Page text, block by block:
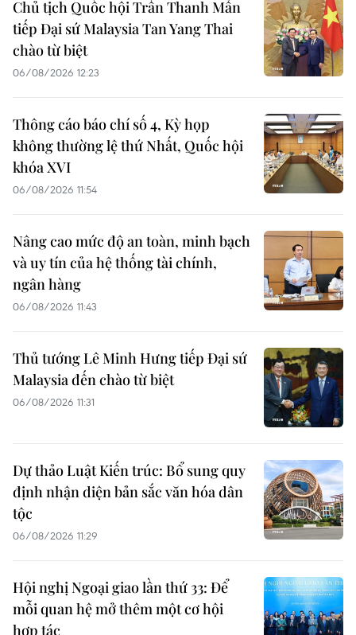
Chủ tịch Quốc hội Trần Thanh Mẫn
tiếp Đại sứ Malaysia Tan Yang Thai
chào từ biệt
06/08/2026 12:23
Thông cáo báo chí số 4, Kỳ họp
không thường lệ thứ Nhất, Quốc hội
khóa XVI
06/08/2026 11:54
Nâng cao mức độ an toàn, minh bạch
và uy tín của hệ thống tài chính,
ngân hàng
06/08/2026 11:43
Thủ tướng Lê Minh Hưng tiếp Đại sứ
Malaysia đến chào từ biệt
06/08/2026 11:31
Dự thảo Luật Kiến trúc: Bổ sung quy
định nhận diện bản sắc văn hóa dân
tộc
06/08/2026 11:29
Hội nghị Ngoại giao lần thứ 33: Để
mỗi quan hệ mở thêm một cơ hội
hợp tác